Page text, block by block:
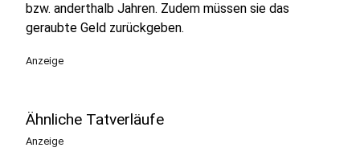
bzw. anderthalb Jahren. Zudem müssen sie das
geraubte Geld zurückgeben.
Anzeige
Ähnliche Tatverläufe
Anzeige